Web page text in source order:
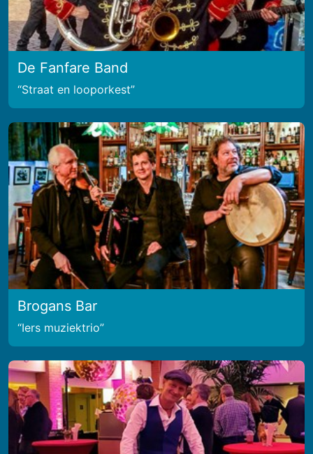
De Fanfare Band
Straat en looporkest
Brogans Bar
Iers muziektrio